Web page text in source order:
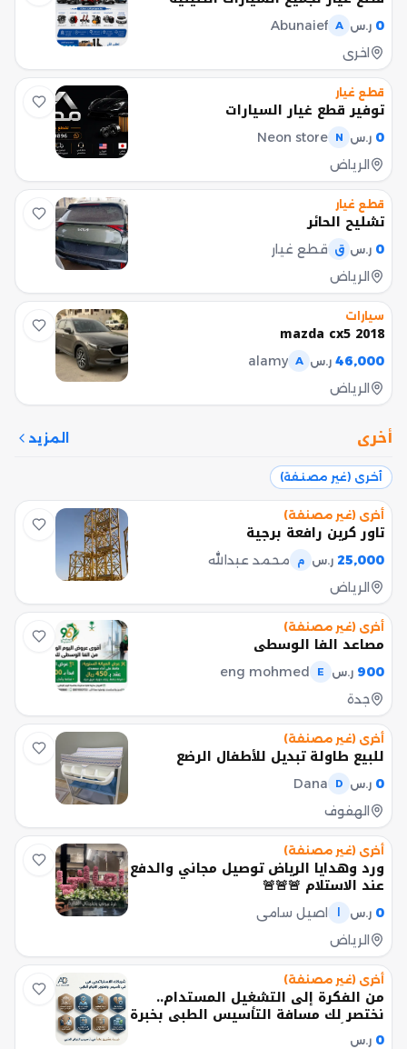
0 ر.س A
Abunaief
اخرى
قطع غيار
توفير قطع غيار السيارات
0 ر.س N
Neon store
الرياض
قطع غيار
تشليح الحائر
0 ر.س ق
قطع غيار
الرياض
سيارات
mazda cx5 2018
46,000 ر.س A
alamy
الرياض
أخرى المزيد
أخرى (غير مصنفة)
أخرى (غير مصنفة)
تاور كرين رافعة برجية
25,000 ر.س م
محمد عبدالله
الرياض
أخرى (غير مصنفة)
مصاعد الفا الوسطي
900 ر.س E
eng mohmed
جدة
أخرى (غير مصنفة)
للبيع طاولة تبديل للأطفال الرضع
0 ر.س D
Dana
الهفوف
أخرى (غير مصنفة)
ورد وهدايا الرياض توصيل مجاني والدفع
عند الاستلام 🚨🚨🚨
0 ر.س
اصيل سامي
الرياض
أخرى (غير مصنفة)
من الفكرة إلى التشغيل المستدام..
نختصر لك مسافة التأسيس الطبي بخبرة
20 عاماً
0 ر.س